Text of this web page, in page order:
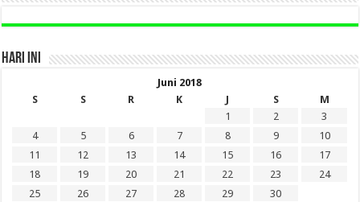
HARI INI
Juni 2018
S
S R K J S
M
1
2
3
4
5 6 7 8 9
10
11
12 13 14 15 16
17
18
19 20 21 22 23
24
25
26 27 28 29
30